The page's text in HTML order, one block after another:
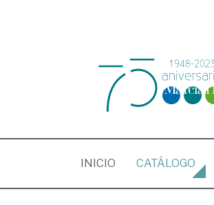
INICIO (CURRENT)
CATÁLOGO